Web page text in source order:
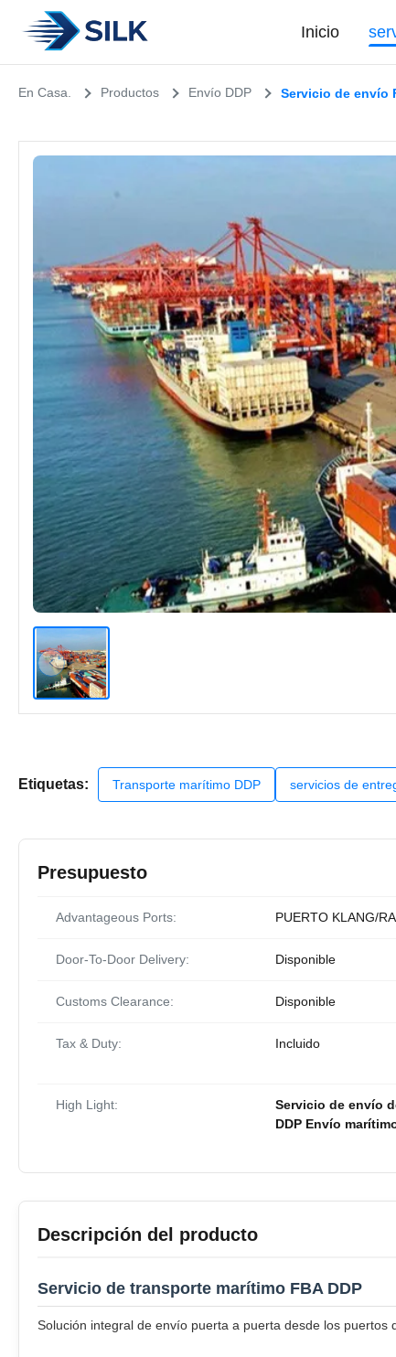
Inicio
En Casa. Productos Envío DDP Servicio de envío
Etiquetas: Transporte marítimo DDP servicios de
Presupuesto
Advantageous Ports: PUERTO KLANG/
Door-To-Door Delivery: Disponible
Customs Clearance: Disponible
Tax & Duty: Incluido
High Light: Servicio de envío
DDP Envío
Descripción del producto
Servicio de transporte marítimo FBA DDP
Solución integral de envío puerta a puerta desde los puertos